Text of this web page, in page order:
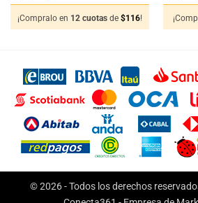
¡Compralo en 12 cuotas de $116!
© 2026 - Todos los derechos